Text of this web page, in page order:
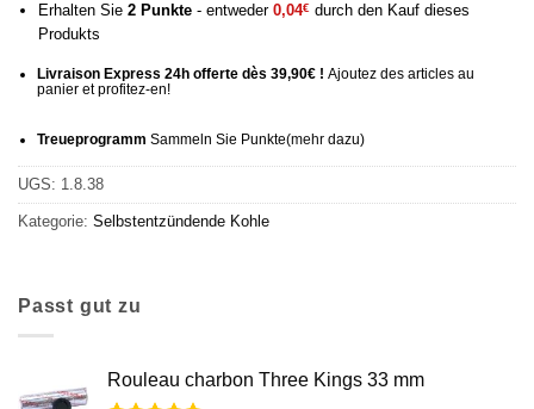
Erhalten Sie 2Punkte- entweder 0,04€ durch den Kauf dieses
Produkts
Livraison Express 24h offerte dès 39,90€ ! Ajoutez des articles au
panier et profitez-en!
Treueprogramm Sammeln Sie Punkte(mehrdazu)
UGS: 1.8.38
Kategorie: Selbstentzündende Kohle
Passt gut zu
Rouleau charbon Three Kings 33 mm